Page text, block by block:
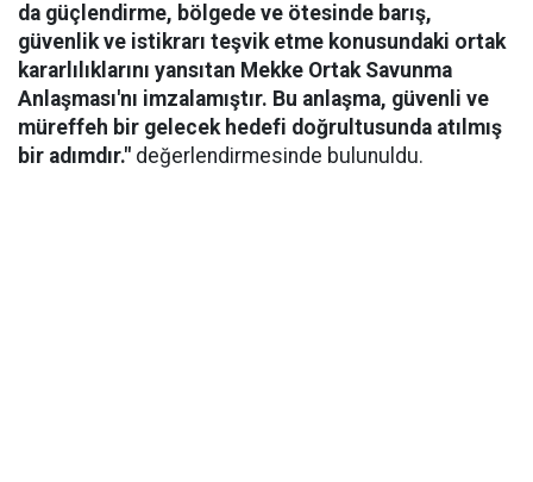
da güçlendirme, bölgede ve ötesinde barış,
güvenlik ve istikrarı teşvik etme konusundaki ortak
kararlılıklarını yansıtan Mekke Ortak Savunma
Anlaşması'nı imzalamıştır. Bu anlaşma, güvenli ve
müreffeh bir gelecek hedefi doğrultusunda atılmış
bir adımdır." değerlendirmesinde bulunuldu.